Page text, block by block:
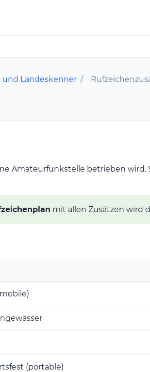
und Landeskenner /
Amateurfunkstelle betrieben wird.
mit allen Zusätzen wird
(portable)